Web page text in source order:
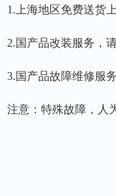
1.上海地区免费送货
2.国产品改装服务，
3.国产品故障维修服
注意：特殊故障，人